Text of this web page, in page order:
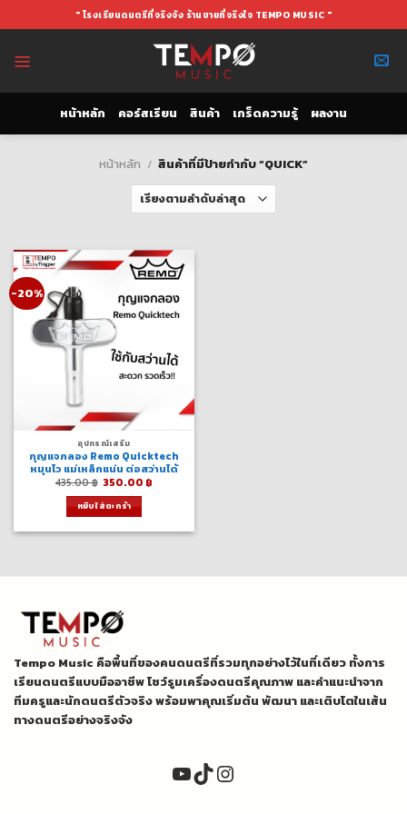
to
" โรงเรียนดนตรีที่จริงจัง ร้านขายที่จริงใจ TEMPO MUSIC "
หน้าหลัก คอร์สเรียน สินค้า เกร็ดความรู้ ผลงาน
หน้าหลัก / สินค้าที่มีป้ายกำกับ “QUICK”
-20%
อุปกรณ์เสริม
กุญแจกลอง Remo Quicktech
หมุนไว แม่เหล็กแน่น ต่อสว่านได้
435.00฿ Original
was:
435.00 ฿.
350.00 ฿
หยิบใส่ตะกร้า
Tempo Music คือพื้นที่ของคนดนตรีที่รวมทุกอย่างไว้ในที่เดียว ทั้งการ
เรียนดนตรีแบบมืออาชีพ โชว์รูมเครื่องดนตรีคุณภาพ และคำแนะนำจาก
ทีมครูและนักดนตรีตัวจริง พร้อมพาคุณเริ่มต้น พัฒนา และเติบโตในเส้น
ทางดนตรีอย่างจริงจัง
YouTube
TikTok
Instagram